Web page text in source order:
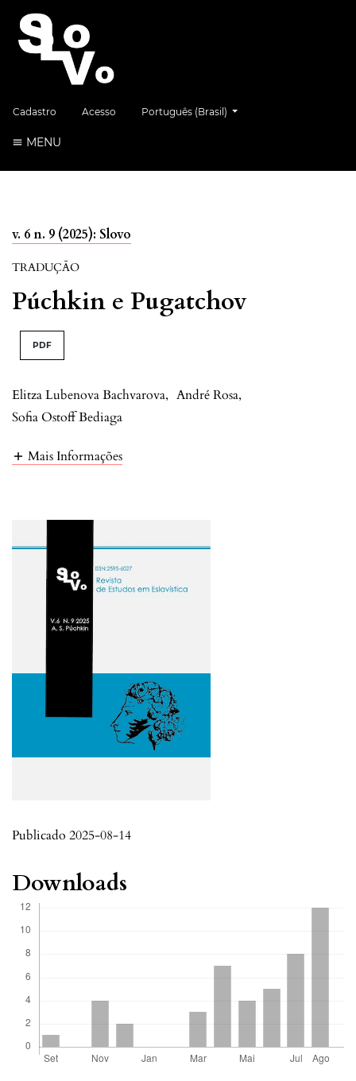
Cadastro Acesso Português (Brasil)
MENU
v. 6 n. 9 (2025): Slovo
TRADUÇÃO
Púchkin e Pugatchov
PDF
Elitza Lubenova Bachvarova, André Rosa,
Sofia Ostoff Bediaga
Mais Informações
Publicado 2025-08-14
Downloads